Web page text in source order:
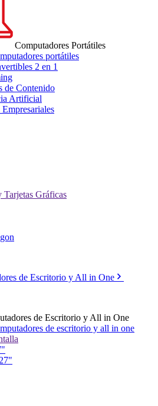
Computadores Portátiles
portátiles
2 en 1
de Contenido
Artificial
Tarjetas Gráficas
de Escritorio y All in One
de Escritorio y All in One
de escritorio y all in one